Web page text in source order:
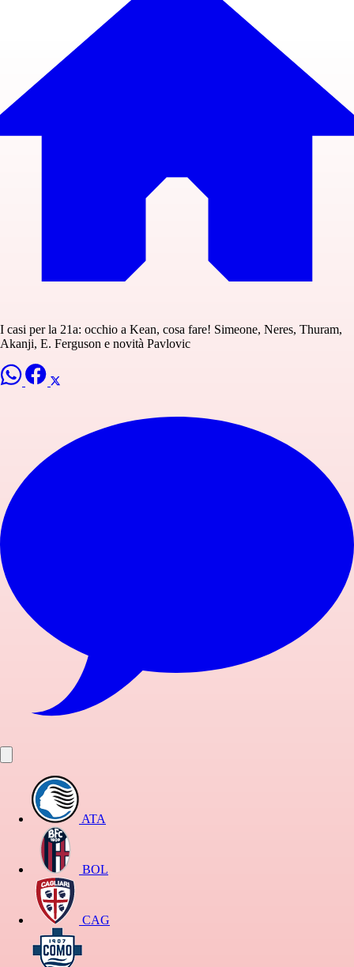
I casi per la 21a: occhio a Kean, cosa fare! Simeone, Neres, Thuram,
Akanji, E. Ferguson e novità Pavlovic
ATA
BOL
CAG